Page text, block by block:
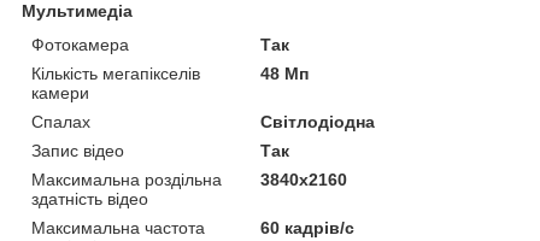
Мультимедіа
Фотокамера
Так
Кількість мегапікселів
камери
48 Мп
Спалах
Світлодіодна
Запис відео
Так
Максимальна роздільна
здатність відео
3840x2160
Максимальна частота
60 кадрів/с